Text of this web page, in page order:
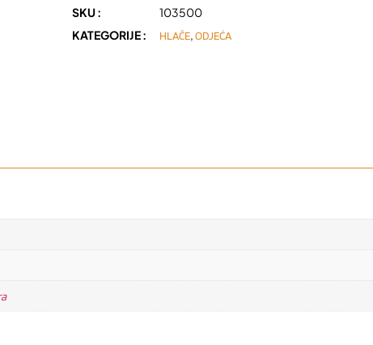
SKU :
103500
KATEGORIJE :
HLAČE,ODJEĆA